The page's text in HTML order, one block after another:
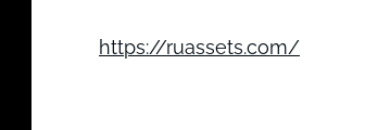
https://ruassets.com/